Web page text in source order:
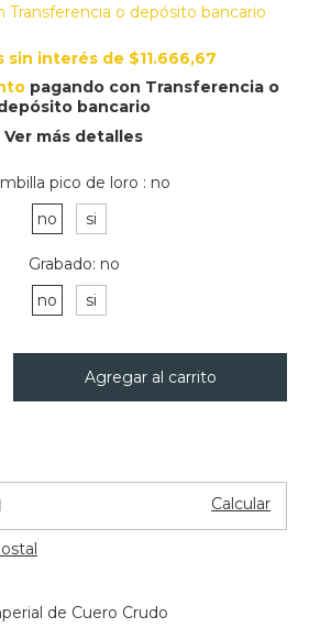
Transferencia o depósito bancario
sin interés de $11.666,67
pagando con Transferencia o
bancario
Ver más detalles
pico de loro : no
no
si
Grabado: no
no
si
Calcular
de Cuero Crudo